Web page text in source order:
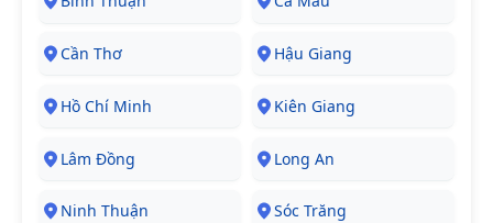
Cần Thơ Hậu Giang
Hồ Chí Minh Kiên Giang
Lâm Đồng Long An
Ninh Thuận Sóc Trăng